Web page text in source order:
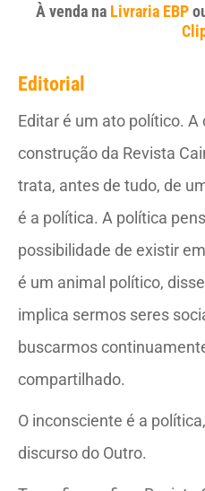
À venda na Livraria EBP
Editorial
Editar é um ato político. A
construção da Revista
trata, antes de tudo, de
é a política. A política
possibilidade de existir
é um animal político,
implica sermos seres
buscarmos
compartilhado.
O inconsciente é a
discurso do Outro.